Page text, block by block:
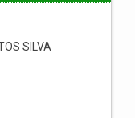
SILVA